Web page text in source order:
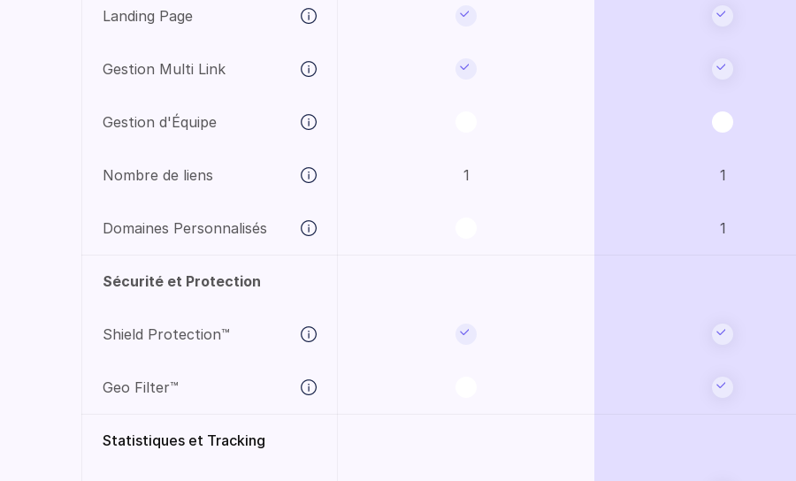
Landing Page
Gestion Multi Link
Gestion d'Équipe
Nombre de liens 1 1
Domaines Personnalisés 1
Sécurité et Protection
Shield Protection™
Geo Filter™
Statistiques et Tracking